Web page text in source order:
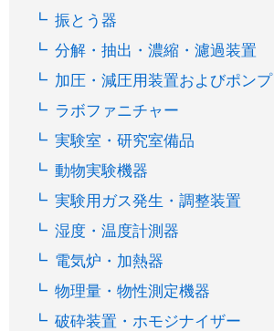
振とう器
分解・抽出・濃縮・濾過装置
加圧・減圧用装置およびポンプ
ラボファニチャー
実験室・研究室備品
動物実験機器
実験用ガス発生・調整装置
湿度・温度計測器
電気炉・加熱器
物理量・物性測定機器
破砕装置・ホモジナイザー